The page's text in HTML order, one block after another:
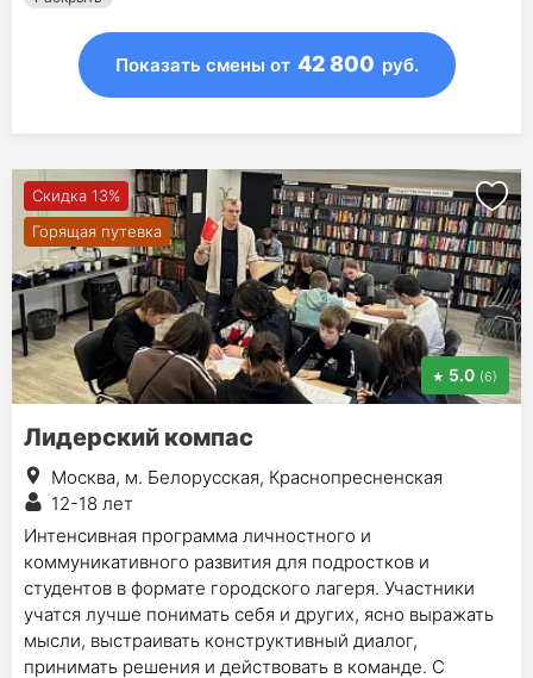
Показать смены от 42 800 руб.
Скидка 13%
Горящая путевка
5.0 (6)
Лидерский компас
Москва, м. Белорусская, Краснопресненская
12-18 лет
Интенсивная программа личностного и
коммуникативного развития для подростков и
студентов в формате городского лагеря. Участники
учатся лучше понимать себя и других, ясно выражать
мысли, выстраивать конструктивный диалог,
принимать решения и действовать в команде. С